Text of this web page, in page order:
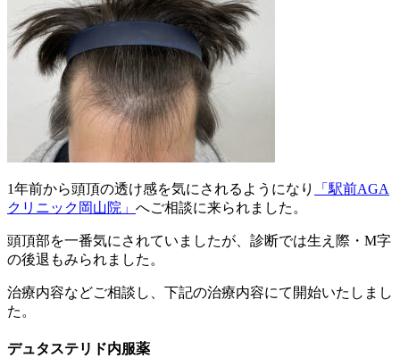
1年前から頭頂の透け感を気にされるようになり
「駅前AGA
クリニック岡山院」 へご相談に来られました。
頭頂部を一番気にされていましたが、診断では生え際・M字
の後退もみられました。
治療内容などご相談し、下記の治療内容にて開始いたしまし
た。
デュタステリド内服薬